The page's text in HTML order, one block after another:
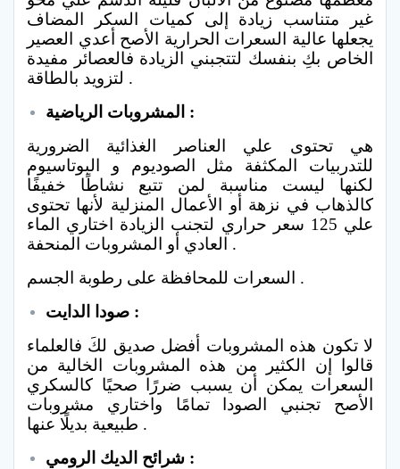
غير متناسب زيادة إلى كميات السكر المضاف
يجعلها عالية السعرات الحرارية الأصح أعدي العصير
الخاص بكِ بنفسك لتتجبني الزيادة فالعصائر مفيدة
لتزويد بالطاقة .
المشروبات الرياضية :
هي تحتوى علي العناصر الغذائية الضرورية
للتدربيات المكثفة مثل الصوديوم و البوتاسيوم
لكنها ليست مناسبة لمن تتبع نشاطًا خفيفًا
كالذهاب في نزهة أو الأعمال المنزلية لأنها تحتوى
علي 125 سعر حراري لتجنب الزيادة اختاري الماء
العادي أو المشروبات المنحفة .
السعرات للمحافظة على رطوبة الجسم .
صودا الدايت :
لا تكون هذه المشروبات أفضل صديق لكَ فالعلماء
قالوا إن الكثير من هذه المشروبات الخالية من
السعرات يمكن أن يسبب ضررًا صحيًا كالسكري
الأصح تجنبي الصودا تمامًا واختاري مشروبات
طبيعية بديلًا عنها .
شرائح الديك الرومي :